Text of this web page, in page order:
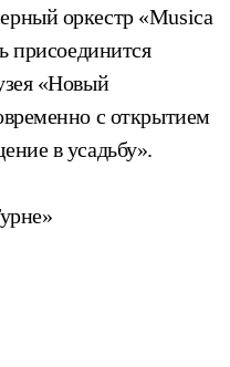
оркестр «Musica
присоединится
«Новый
с открытием
в усадьбу».